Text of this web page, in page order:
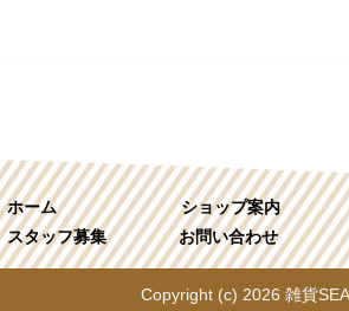
ホーム ショップ案内
スタッフ募集
お問い合わせ
Copyright (c) 2026 雑貨